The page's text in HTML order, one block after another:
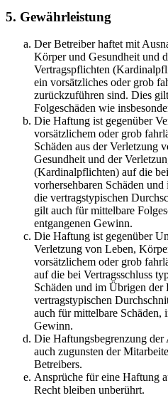
5. Gewährleistung
Der Betreiber haftet mit
Körper und Gesundheit und
Vertragspflichten
ein vorsätzliches oder grob
zurückzuführen sind. Dies
Folgeschäden wie
Die Haftung ist gegenüber
vorsätzlichem oder grob
Schäden aus der Verletzung
Gesundheit und der
(Kardinalpflichten) auf die
vorhersehbaren Schäden
die vertragstypischen
gilt auch für mittelbare
entgangenen Gewinn.
Die Haftung ist gegenüber
Verletzung von Leben,
vorsätzlichem oder grob
auf die bei Vertragsschluss
Schäden und im Übrigen der
vertragstypischen
auch für mittelbare Schäden,
Gewinn.
Die Haftungsbegrenzung der
auch zugunsten der
Betreibers.
Ansprüche für eine Haftung
Recht bleiben unberührt.